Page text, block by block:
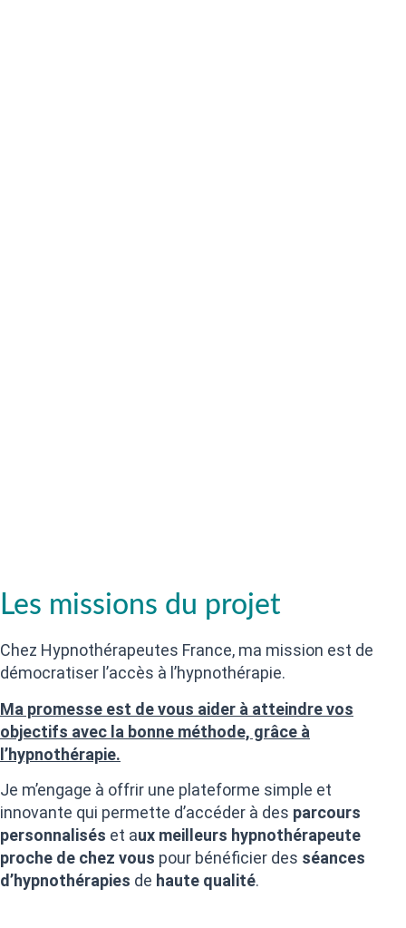
Les missions du projet
Chez Hypnothérapeutes France, ma mission est de
démocratiser l’accès à l’hypnothérapie.
Ma promesse est de vous aider à atteindre vos
objectifs avec la bonne méthode, grâce à
l’hypnothérapie.
Je m’engage à offrir une plateforme simple et
innovante qui permette d’accéder à des parcours
personnalisés et aux meilleurs hypnothérapeute
proche de chez vous pour bénéficier des séances
d’hypnothérapies de haute qualité.